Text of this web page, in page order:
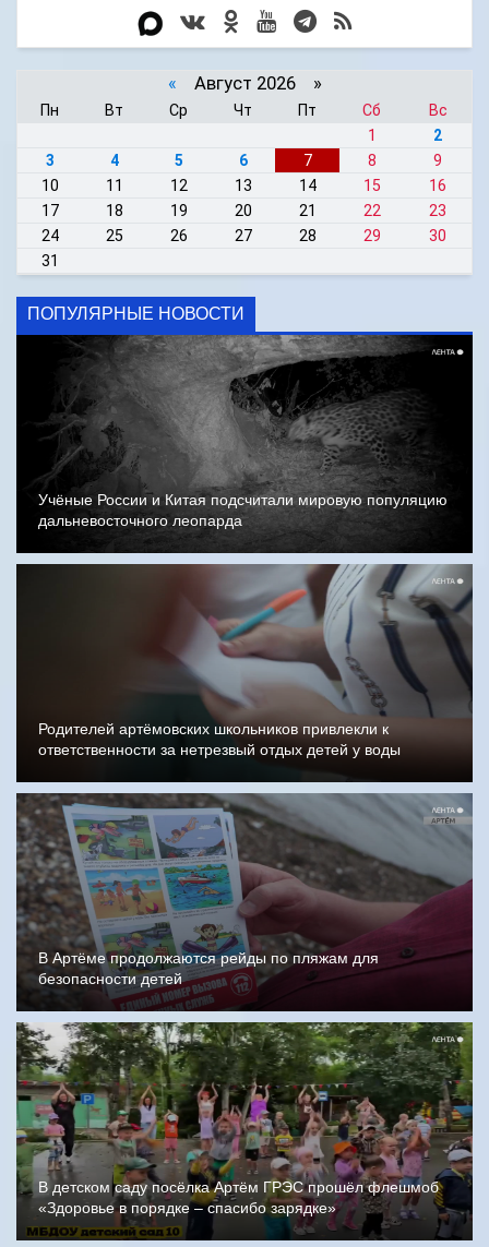
« Август 2026 »
Пн Вт Ср Чт Пт Сб
Вс
1
2
3
4 5 6 7 8
9
10
11 12 13 14 15
16
17
18 19 20 21 22
23
24
25 26 27 28 29
30
31
ПОПУЛЯРНЫЕ НОВОСТИ
Учёные России и Китая подсчитали мировую популяцию
дальневосточного леопарда
Родителей артёмовских школьников привлекли к
ответственности за нетрезвый отдых детей у воды
В Артёме продолжаются рейды по пляжам для
безопасности детей
В детском саду посёлка Артём ГРЭС прошёл флешмоб
«Здоровье в порядке – спасибо зарядке»